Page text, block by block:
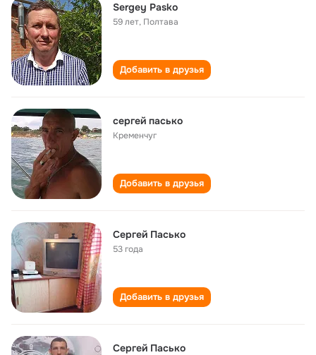
Sergey Pasko
59 лет, Полтава
Добавить в друзья
сергей пасько
Кременчуг
Добавить в друзья
Сергей Пасько
53 года
Добавить в друзья
Сергей Пасько